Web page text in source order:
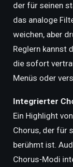
der für seinen
das analoge
weichen, aber
Reglern kannst
die sofort
Menüs oder
Integrierter
Ein Highlight
Chorus, der für
berühmt ist.
Chorus-Modi